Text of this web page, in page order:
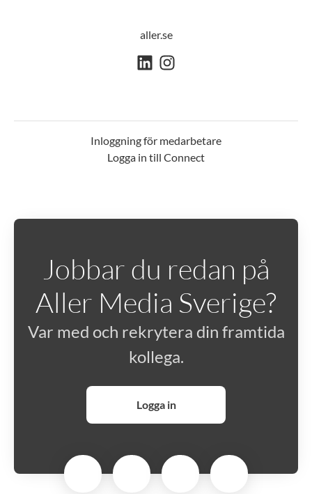
aller.se
Inloggning för medarbetare
Logga in till Connect
Jobbar du redan på
Aller Media Sverige?
Var med och rekrytera din framtida
kollega.
Logga in